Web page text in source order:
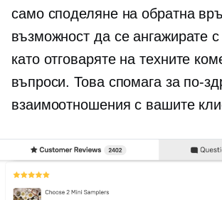
само споделяне на обратна
възможност да се ангажирате с
като отговаряте на техните
въпроси. Това спомага за по-
взаимоотношения с вашите